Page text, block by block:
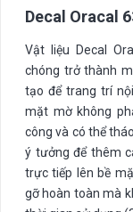
Decal Oracal
Vật liệu Decal
chóng trở thành
tạo để trang trí
mặt mờ không
công và có thể
ý tưởng để thêm
trực tiếp lên bề
gỡ hoàn toàn mà